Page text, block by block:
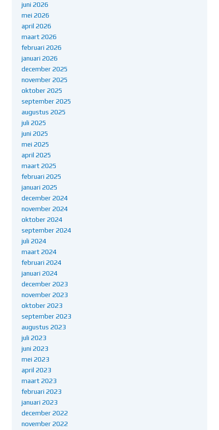
juni 2026
mei 2026
april 2026
maart 2026
februari 2026
januari 2026
december 2025
november 2025
oktober 2025
september 2025
augustus 2025
juli 2025
juni 2025
mei 2025
april 2025
maart 2025
februari 2025
januari 2025
december 2024
november 2024
oktober 2024
september 2024
juli 2024
maart 2024
februari 2024
januari 2024
december 2023
november 2023
oktober 2023
september 2023
augustus 2023
juli 2023
juni 2023
mei 2023
april 2023
maart 2023
februari 2023
januari 2023
december 2022
november 2022